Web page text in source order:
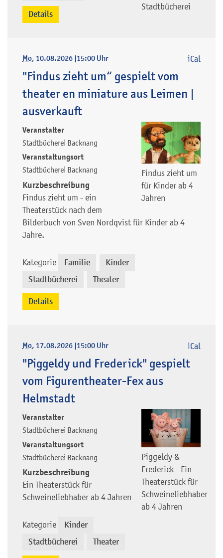
Stadtbücherei
Details
Mo, 10.08.2026 |15:00 Uhr
"Findus zieht um“ gespielt vom
theater en miniature aus Leimen |
ausverkauft
Findus zieht um
für Kinder ab 4
Jahren
Veranstalter
Stadtbücherei Backnang
Veranstaltungsort
Stadtbücherei Backnang
Kurzbeschreibung
Findus zieht um - ein
Theaterstück nach dem
Bilderbuch von Sven Nordqvist für Kinder ab 4
Jahre.
Kategorie Familie Kinder
Stadtbücherei Theater
iCal
Details
Mo, 17.08.2026 |15:00 Uhr
"Piggeldy und Frederick" gespielt
vom Figurentheater-Fex aus
Helmstadt
Piggeldy &
Frederick - Ein
Theaterstück für
Schweineliebhaber
ab 4 Jahren
Veranstalter
Stadtbücherei Backnang
Veranstaltungsort
Stadtbücherei Backnang
Kurzbeschreibung
Ein Theaterstück für
Schweineliebhaber ab 4 Jahren
Kategorie Kinder
Stadtbücherei Theater
iCal